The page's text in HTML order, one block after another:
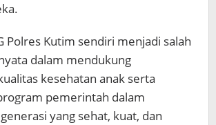
Polres Kutim sendiri menjadi salah
dalam mendukung
kesehatan anak serta
pemerintah dalam
yang sehat, kuat, dan